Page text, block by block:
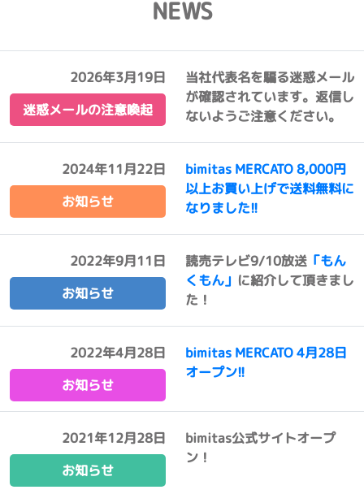
NEWS
2026年3月19日
迷惑メールの注意喚起
当社代表名を騙る迷惑メール
が確認されています。返信し
ないようご注意ください。
2024年11月22日
お知らせ
bimitas MERCATO 8,000円
以上お買い上げで送料無料に
なりました!!
2022年9月11日
お知らせ
読売テレビ9/10放送 「もん
くもん」 に紹介して頂きまし
た！
2022年4月28日
お知らせ
bimitas MERCATO 4月28日
オープン!!
2021年12月28日
お知らせ
bimitas公式サイトオープ
ン！